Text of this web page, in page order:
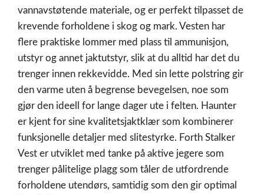
vannavstøtende materiale, og er perfekt tilpasset de
krevende forholdene i skog og mark. Vesten har
flere praktiske lommer med plass til ammunisjon,
utstyr og annet jaktutstyr, slik at du alltid har det du
trenger innen rekkevidde. Med sin lette polstring gir
den varme uten å begrense bevegelsen, noe som
gjør den ideell for lange dager ute i felten. Haunter
er kjent for sine kvalitetsjaktklær som kombinerer
funksjonelle detaljer med slitestyrke. Forth Stalker
Vest er utviklet med tanke på aktive jegere som
trenger pålitelige plagg som tåler de utfordrende
forholdene utendørs, samtidig som den gir optimal